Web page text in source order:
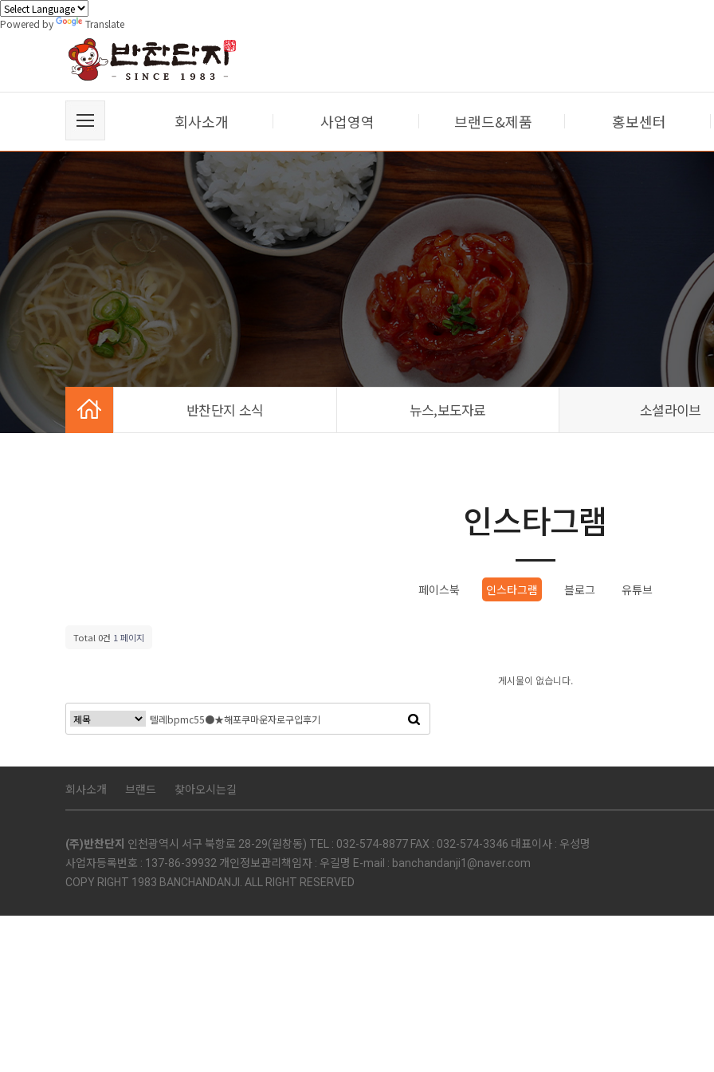
Powered by Translate
회사소개 사업영역 브랜드&제품 홍보센터
반찬단지 소식 뉴스,보도자료 소셜라이브
인스타그램
페이스북 인스타그램 블로그 유튜브
Total 0건 1 페이지
게시물이 없습니다.
회사소개 브랜드 찾아오시는길
(주)반찬단지 인천광역시 서구 북항로 28-29(원창동) TEL : 032-574-8877 FAX : 032-574-3346 대표이사 : 우성명
사업자등록번호 : 137-86-39932 개인정보관리책임자 : 우길명 E-mail : banchandanji1@naver.com
COPY RIGHT 1983 BANCHANDANJI. ALL RIGHT RESERVED